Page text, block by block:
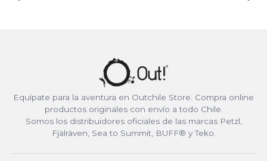
Equípate para la aventura en Outchile Store. Compra online
productos originales con envío a todo Chile.
Somos los distribuidores oficiales de las marcas Petzl,
Fjälräven, Sea to Summit, BUFF® y Teko.